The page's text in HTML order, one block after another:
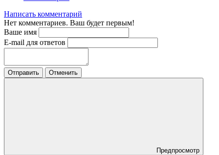
Написать комментарий
Нет комментариев. Ваш будет первым!
Ваше имя
E-mail для ответов
Отправить Отменить
Предпросмотр